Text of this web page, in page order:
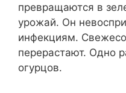
превращаются в
урожай. Он
инфекциям.
перерастают. Одно
огурцов.